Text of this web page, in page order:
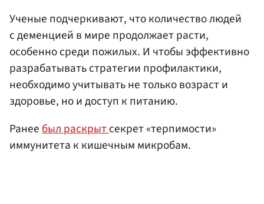
Ученые подчеркивают, что количество людей
с деменцией в мире продолжает расти,
особенно среди пожилых. И чтобы эффективно
разрабатывать стратегии профилактики,
необходимо учитывать не только возраст и
здоровье, но и доступ к питанию.
Ранеебыл раскрытсекрет «терпимости»
иммунитета к кишечным микробам.